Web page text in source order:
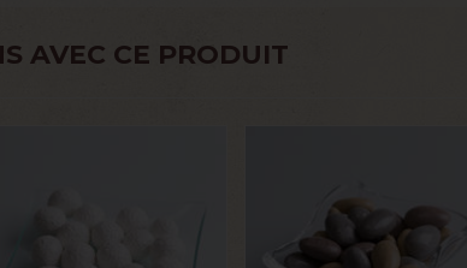
AVEC CE PRODUIT